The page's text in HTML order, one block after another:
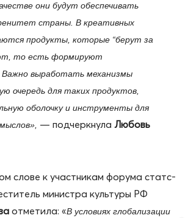
они будут обеспечивать
страны. В креативных
продукты, которые “берут за
то есть формируют
Важно выработать механизмы
очередь для таких продуктов,
оболочку и инструменты для
— подчеркнула Любовь
слове к участникам форума статс-
министра культуры РФ
отметила: «В условиях глобализации